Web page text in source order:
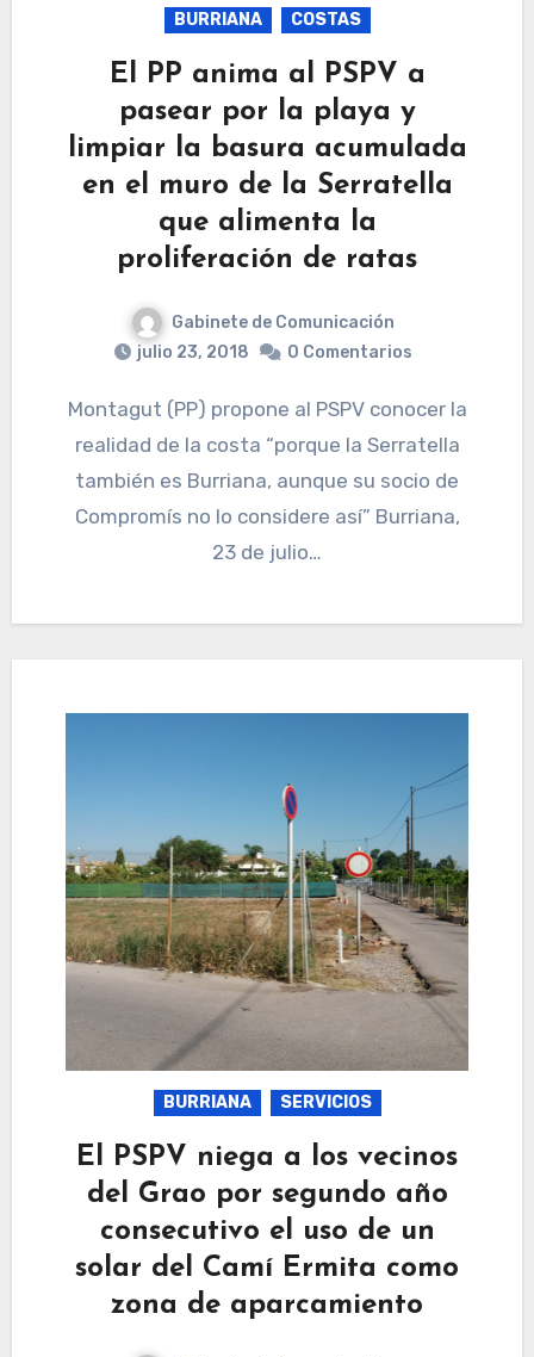
BURRIANA COSTAS
El PP anima al PSPV a
pasear por la playa y
limpiar la basura acumulada
en el muro de la Serratella
que alimenta la
proliferación de ratas
Gabinete de Comunicación
julio 23, 2018
0 Comentarios
Montagut (PP) propone al PSPV conocer la
realidad de la costa “porque la Serratella
también es Burriana, aunque su socio de
Compromís no lo considere así” Burriana,
23 de julio…
BURRIANA SERVICIOS
El PSPV niega a los vecinos
del Grao por segundo año
consecutivo el uso de un
solar del Camí Ermita como
zona de aparcamiento